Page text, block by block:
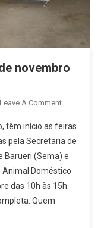
novembro
Leave A CommentOn
De
Adoção
De
Pets
De
têm início as feiras
pela Secretaria de
Barueri (Sema) e
Animal Doméstico
das 10h às 15h.
Quem